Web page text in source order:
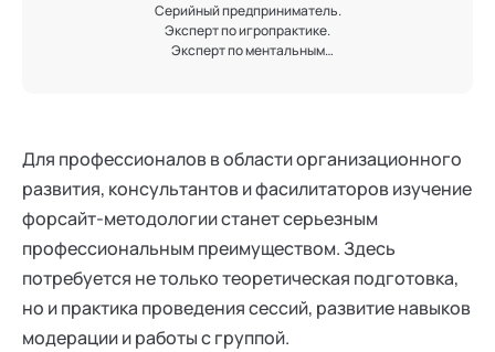
Серийный предприниматель.
Эксперт по игропрактике.
Эксперт по ментальным
Заведующий кафедрой
"Игропрактика" и член Высшего
экспертного совета кафедры
Академии социальных
технологий. Автор
смыслов", Автор "Азбуки
разговоров о важном для
взрослых".
Для профессионалов в области организационного
развития, консультантов и фасилитаторов изучение
форсайт-методологии станет серьезным
профессиональным преимуществом. Здесь
потребуется не только теоретическая подготовка,
но и практика проведения сессий, развитие навыков
модерации и работы с группой.